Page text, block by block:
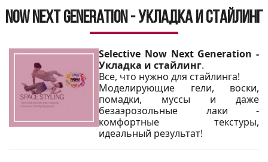
Now Next Generation - укладка и стайлинг
Selective Now Next Generation -
Укладка и стайлинг.
Все, что нужно для стайлинга!
Моделирующие гели, воски,
помадки, муссы и даже
безаэрозольные лаки -
комфортные текстуры,
идеальный результат!